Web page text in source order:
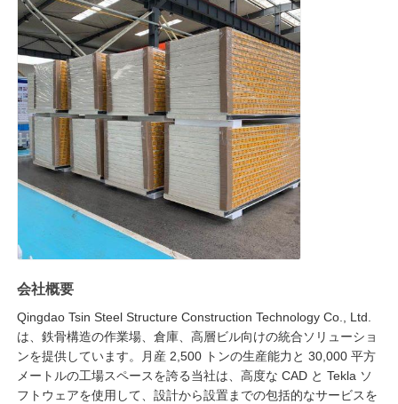
会社概要
Qingdao Tsin Steel Structure Construction Technology Co., Ltd.
は、鉄骨構造の作業場、倉庫、高層ビル向けの統合ソリューショ
ンを提供しています。月産 2,500 トンの生産能力と 30,000 平方
メートルの工場スペースを誇る当社は、高度な CAD と Tekla ソ
フトウェアを使用して、設計から設置までの包括的なサービスを